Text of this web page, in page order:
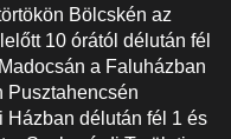
Bölcskén az
10 órától délután fél
a Faluházban
Pusztahencsén
Házban délután fél 1 és